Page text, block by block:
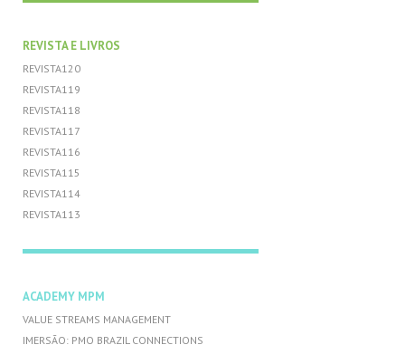
REVISTA E LIVROS
REVISTA120
REVISTA119
REVISTA118
REVISTA117
REVISTA116
REVISTA115
REVISTA114
REVISTA113
ACADEMY MPM
VALUE STREAMS MANAGEMENT
IMERSÃO: PMO BRAZIL CONNECTIONS